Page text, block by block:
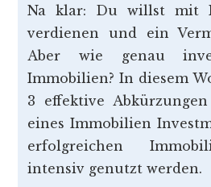
Na klar: Du willst mit
verdienen und ein
Aber wie genau
Immobilien? In diesem
3 effektive
eines Immobilien
erfolgreichen
intensiv genutzt werden.